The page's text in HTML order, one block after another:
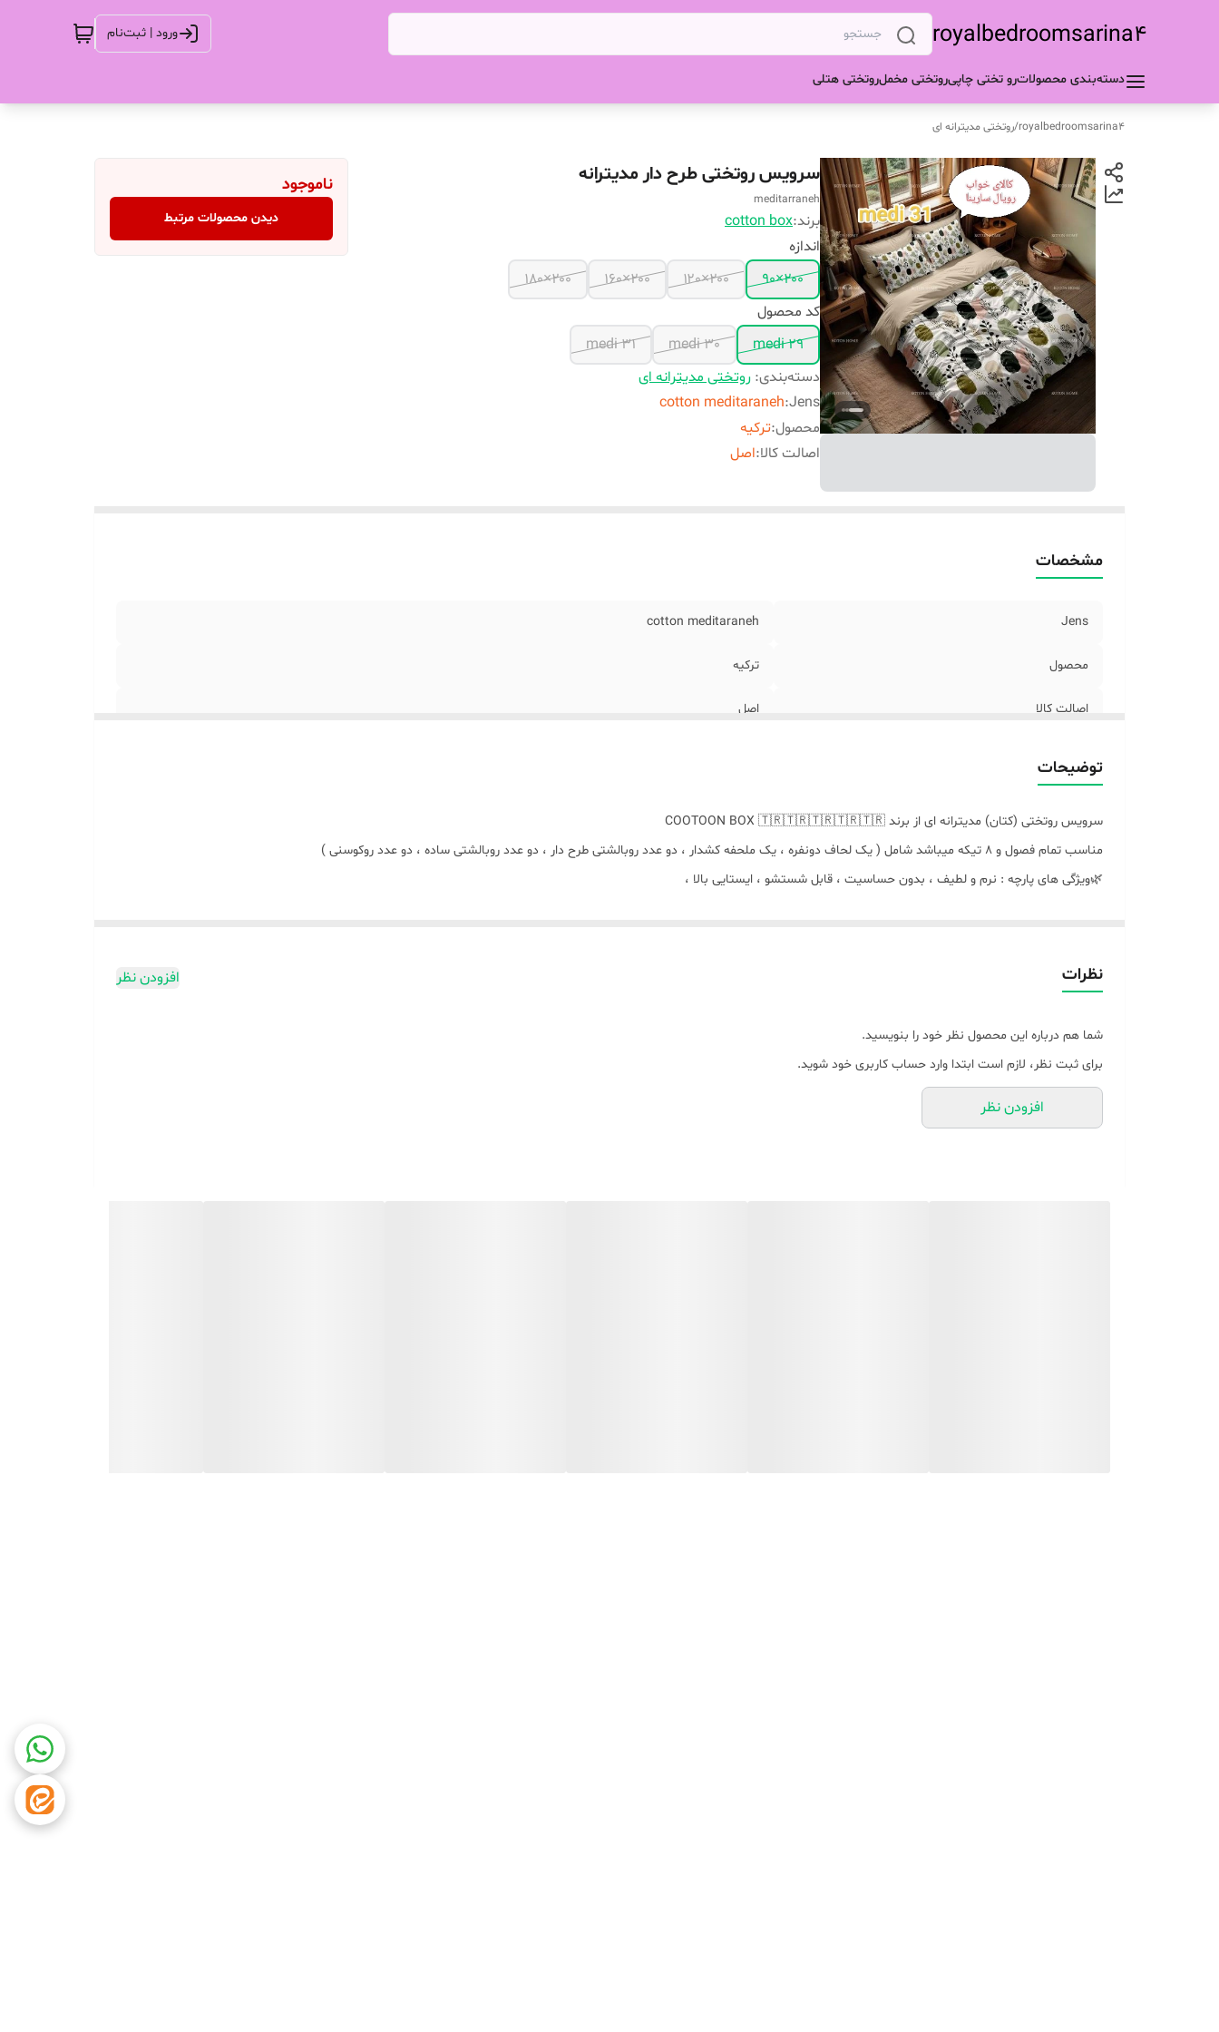
royalbedroomsarina4 ورود | ثبت‌نام
دسته‌بندی محصولاترو تختی چاپیروتختی مخملروتختی هتلی
royalbedroomsarina4
/روتختی مدیترانه ای
سرویس روتختی طرح دار مدیترانه
meditarraneh
برند:cotton box
اندازه
۲۰۰×۹۰
۲۰۰×۱۲۰ ۲۰۰×۱۶۰
۲۰۰×۱۸۰
کد محصول
medi 29
medi 30
medi 31
دسته‌بندی: روتختی مدیترانه ای
Jens
:
cotton meditaraneh
محصول:ترکیه
اصالت کالا:اصل
ناموجود
دیدن محصولات مرتبط
مشخصات
Jens
cotton meditaraneh
محصول ترکیه
اصالت کالا اصل
توضیحات
سرویس روتختی (کتان) مدیترانه ای از برند COOTOON BOX 🇹🇷🇹🇷🇹🇷🇹🇷🇹🇷
مناسب تمام فصول و ۸ تیکه میباشد شامل ( یک‌ لحاف دونفره ، یک ملحفه کشدار ، دو عدد روبالشتی طرح دار ، دو عدد روبالشتی ساده ، دو عدد روکوسنی )
🌿ویژگی های پارچه : نرم و لطیف ، بدون حساسیت ، قابل شستشو ، ایستایی بالا ،
🌿🌿توجه بفرمایبد لحاف تکنفره و‌ یک و نیم نفره ( به یک سایز میباشد)
نظرات افزودن نظر
شما هم درباره این محصول نظر خود را بنویسید.
برای ثبت نظر، لازم است ابتدا وارد حساب کاربری خود شوید.
افزودن نظر